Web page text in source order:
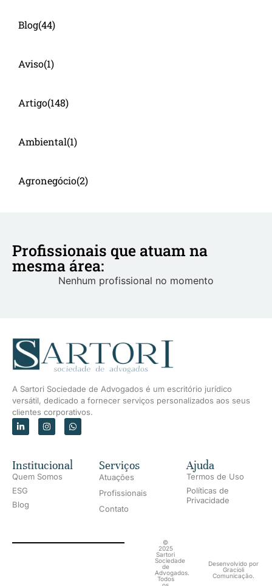
Blog(44)
Aviso(1)
Artigo(148)
Ambiental(1)
Agronegócio(2)
Profissionais que atuam na
mesma área:
Nenhum profissional no momento
A Sartori Sociedade de Advogados é um escritório jurídico
versátil, dedicado a fornecer serviços personalizados aos seus
clientes corporativos.
Institucional
Quem Somos
ESG
Blog
Serviços
Atuações
Profissionais
Contato
Ajuda
Termos de Uso
Políticas de
Privacidade
©
2025
Sartori
Sociedade
de
Advogados.
Todos
os
Desenvolvido por
Gracioli
Comunicação.